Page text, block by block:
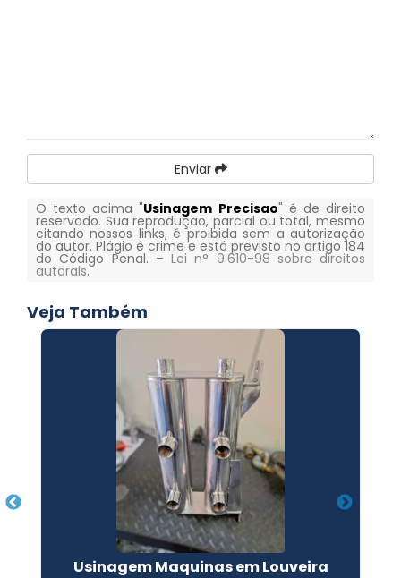
Enviar
O texto acima "Usinagem Precisao" é de direito
reservado. Sua reprodução, parcial ou total, mesmo
citando nossos links, é proibida sem a autorização
do autor. Plágio é crime e está previsto no artigo 184
do Código Penal. – Lei n° 9.610-98 sobre direitos
autorais.
Veja Também
Usinagem Maquinas em Louveira